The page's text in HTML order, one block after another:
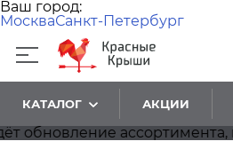
Ваш город:
МоскваСанкт-Петербург
КАТАЛОГ АКЦИИ
ассортимента,